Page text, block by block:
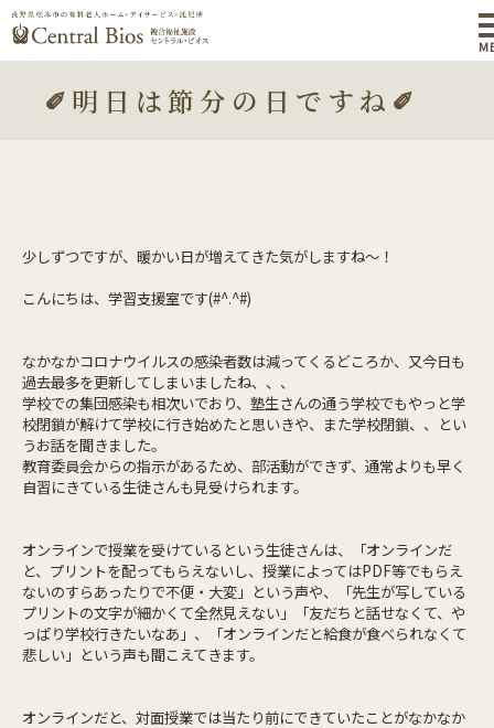
✐明日は節分の日ですね✐
少しずつですが、暖かい日が増えてきた気がしますね～！
こんにちは、学習支援室です(#^.^#)
なかなかコロナウイルスの感染者数は減ってくるどころか、又今日も
過去最多を更新してしまいましたね、、、
学校での集団感染も相次いでおり、塾生さんの通う学校でもやっと学
校閉鎖が解けて学校に行き始めたと思いきや、また学校閉鎖、、とい
うお話を聞きました。
教育委員会からの指示があるため、部活動ができず、通常よりも早く
自習にきている生徒さんも見受けられます。
オンラインで授業を受けているという生徒さんは、「オンラインだ
と、プリントを配ってもらえないし、授業によってはPDF等でもらえ
ないのすらあったりで不便・大変」という声や、「先生が写している
プリントの文字が細かくて全然見えない」「友だちと話せなくて、や
っぱり学校行きたいなあ」、「オンラインだと給食が食べられなくて
悲しい」という声も聞こえてきます。
オンラインだと、対面授業では当たり前にできていたことがなかなか